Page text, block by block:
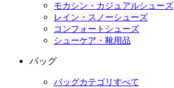
モカシン・カジュアルシューズ
レイン・スノーシューズ
コンフォートシューズ
シューケア・靴用品
バッグ
バッグカテゴリすべて